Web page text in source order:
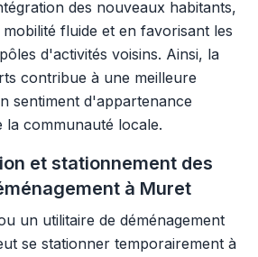
des nouveaux habitants,
fluide et en favorisant les
d'activités voisins. Ainsi, la
contribue à une meilleure
sentiment d'appartenance
la communauté locale.
et stationnement des
à Muret
un utilitaire de déménagement
se stationner temporairement à